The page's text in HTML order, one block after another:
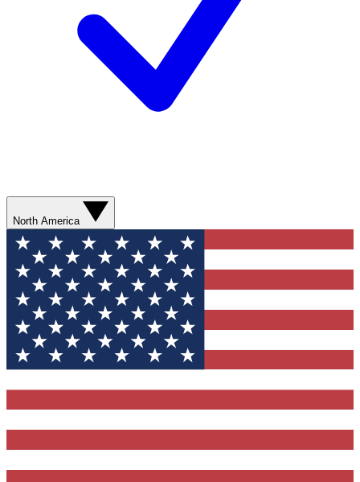
North America